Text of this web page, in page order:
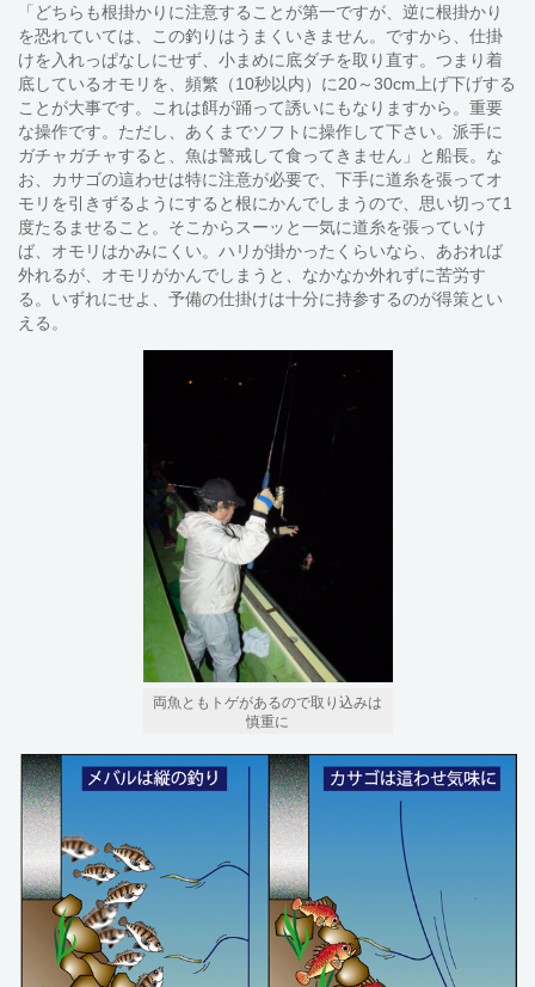
「どちらも根掛かりに注意することが第一ですが、逆に根掛かり
を恐れていては、この釣りはうまくいきません。ですから、仕掛
けを入れっぱなしにせず、小まめに底ダチを取り直す。つまり着
底しているオモリを、頻繁（10秒以内）に20～30cm上げ下げする
ことが大事です。これは餌が踊って誘いにもなりますから。重要
な操作です。ただし、あくまでソフトに操作して下さい。派手に
ガチャガチャすると、魚は警戒して食ってきません」と船長。な
お、カサゴの這わせは特に注意が必要で、下手に道糸を張ってオ
モリを引きずるようにすると根にかんでしまうので、思い切って1
度たるませること。そこからスーッと一気に道糸を張っていけ
ば、オモリはかみにくい。ハリが掛かったくらいなら、あおれば
外れるが、オモリがかんでしまうと、なかなか外れずに苦労す
る。いずれにせよ、予備の仕掛けは十分に持参するのが得策とい
える。
両魚ともトゲがあるので取り込みは
慎重に